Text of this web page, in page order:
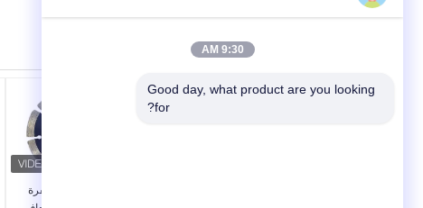
مطبخ ساخن شفرة
9:30 AM
Good day, what product are you looking
for?